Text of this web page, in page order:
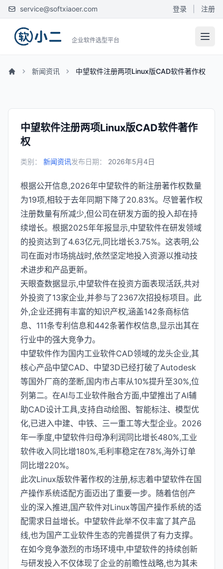
service@softxiaoer.com 登录 注册
企业软件选型平台
新闻资讯 中望软件注册两项Linux版CAD软件著作权
中望软件注册两项Linux版CAD软件著作
权
类别： 新闻资讯发布日期： 2026年5月4日
根据公开信息,2026年中望软件的新注册著作权数量
为19项,相较于去年同期下降了20.83%。尽管著作权
注册数量有所减少,但公司在研发方面的投入却在持
续增长。根据2025年年报显示,中望软件在研发领域
的投资达到了4.63亿元,同比增长3.75%。这表明,公
司在面对市场挑战时,依然坚定地投入资源以推动技
术进步和产品更新。
天眼查数据显示,中望软件在投资方面表现活跃,共对
外投资了13家企业,并参与了2367次招投标项目。此
外,企业还拥有丰富的知识产权,涵盖142条商标信
息、111条专利信息和442条著作权信息,显示出其在
行业中的强大竞争力。
中望软件作为国内工业软件CAD领域的龙头企业,其
核心产品中望CAD、中望3D已经打破了Autodesk
等国外厂商的垄断,国内市占率从10%提升至30%,位
列第二。在AI与工业软件融合方面,中望推出了AI辅
助CAD设计工具,支持自动绘图、智能标注、模型优
化,已进入中建、中铁、三一重工等大型企业。2026
年一季度,中望软件归母净利润同比增长480%,工业
软件收入同比增180%,毛利率稳定在78%,海外订单
同比增220%。
此次Linux版软件著作权的注册,标志着中望软件在国
产操作系统适配方面迈出了重要一步。随着信创产
业的深入推进,国产软件对Linux等国产操作系统的适
配需求日益增长。中望软件此举不仅丰富了其产品
线,也为国产工业软件生态的完善提供了有力支撑。
在如今竞争激烈的市场环境中,中望软件的持续创新
与研发投入不仅体现了企业的前瞻性战略,也为其未